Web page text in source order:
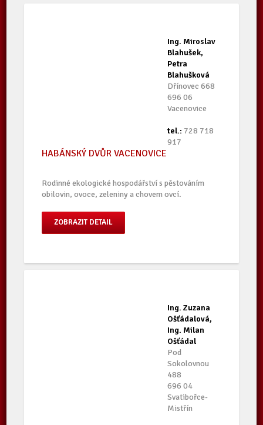
Ing. Miroslav
Blahušek,
Petra
Blahušková
Dřínovec 668
696 06
Vacenovice
tel.: 728 718
917
HABÁNSKÝ DVŮR VACENOVICE
Rodinné ekologické hospodářství s pěstováním
obilovin, ovoce, zeleniny a chovem ovcí.
ZOBRAZIT DETAIL
Ing. Zuzana
Ošťádalová,
Ing. Milan
Ošťádal
Pod
Sokolovnou
488
696 04
Svatibořce-
Mistřín